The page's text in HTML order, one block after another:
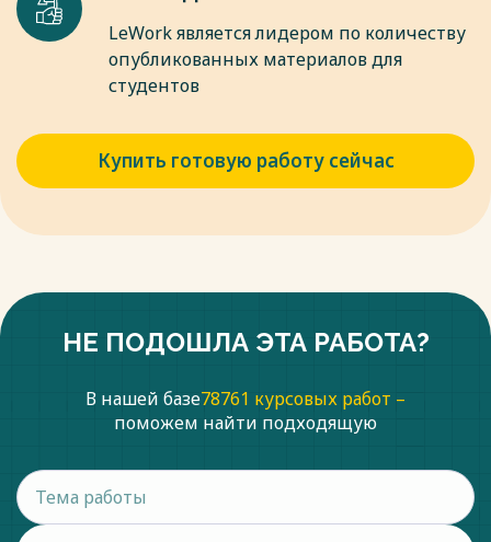
LeWork является лидером по количеству
опубликованных материалов для
студентов
Купить готовую работу сейчас
НЕ ПОДОШЛА ЭТА РАБОТА?
В нашей базе78761 курсовых работ –
поможем найти подходящую